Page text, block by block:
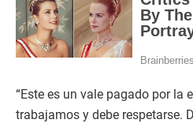
“Este es un vale pagado por la
trabajamos y debe respetarse.